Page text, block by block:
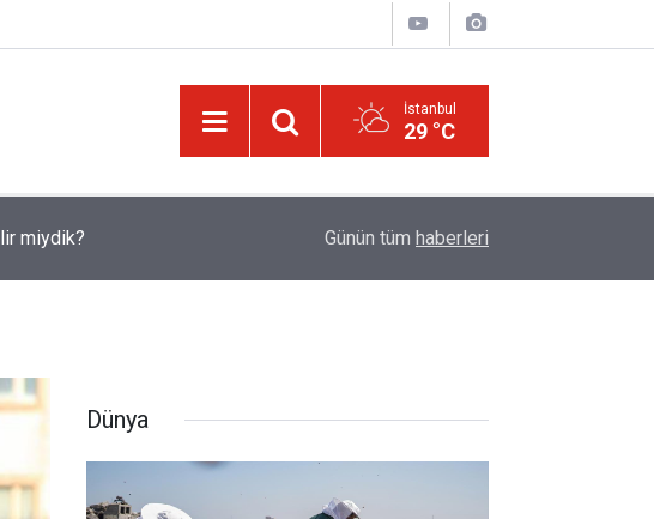
İstanbul
29 °C
Risale-i Nur'u kendine oku kendine, başkasına
Günün tüm haberleri
Dünya